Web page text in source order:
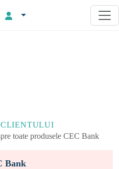
toate produsele CEC Bank
Bank